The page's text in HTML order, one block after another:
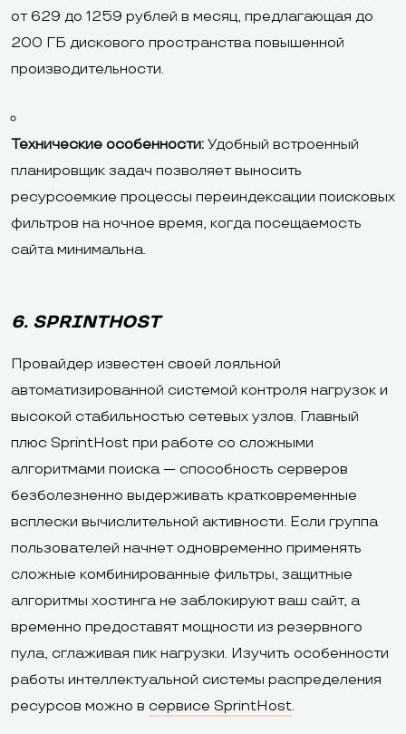
от 629 до 1259 рублей в месяц, предлагающая до
200 ГБ дискового пространства повышенной
производительности.
Технические особенности: Удобный встроенный
планировщик задач позволяет выносить
ресурсоемкие процессы переиндексации поисковых
фильтров на ночное время, когда посещаемость
сайта минимальна.
6. SPRINTHOST
Провайдер известен своей лояльной
автоматизированной системой контроля нагрузок и
высокой стабильностью сетевых узлов. Главный
плюс SprintHost при работе со сложными
алгоритмами поиска — способность серверов
безболезненно выдерживать кратковременные
всплески вычислительной активности. Если группа
пользователей начнет одновременно применять
сложные комбинированные фильтры, защитные
алгоритмы хостинга не заблокируют ваш сайт, а
временно предоставят мощности из резервного
пула, сглаживая пик нагрузки. Изучить особенности
работы интеллектуальной системы распределения
ресурсов можно в сервисе SprintHost.